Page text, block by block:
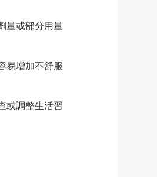
量或部分用量
易增加不舒服
或調整生活習